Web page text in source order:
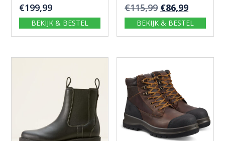
€199,99
BEKIJK & BESTEL
€115,99
prijs
was:
€115,99.
€86,99Huidige
prijs
is:
€86,99.
BEKIJK & BESTEL